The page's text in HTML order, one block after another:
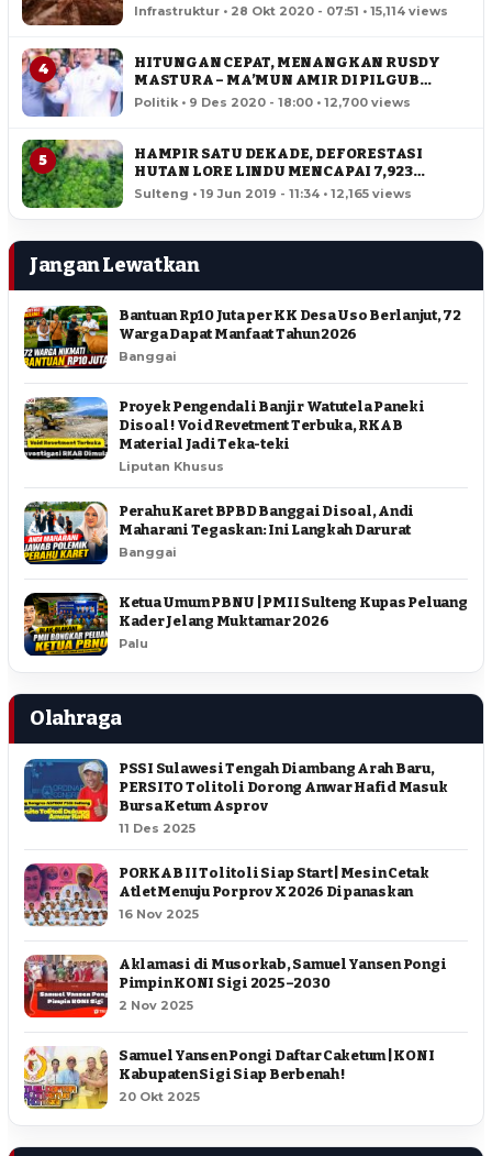
Infrastruktur • 28 Okt 2020 - 07:51 • 15,114 views
4
HITUNGAN CEPAT, MENANGKAN RUSDY
MASTURA – MA’MUN AMIR DI PILGUB
SULTENG
Politik • 9 Des 2020 - 18:00 • 12,700 views
5
HAMPIR SATU DEKADE, DEFORESTASI
HUTAN LORE LINDU MENCAPAI 7,923
HEKTAR
Sulteng • 19 Jun 2019 - 11:34 • 12,165 views
Jangan Lewatkan
Bantuan Rp10 Juta per KK Desa Uso Berlanjut, 72
Warga Dapat Manfaat Tahun 2026
Banggai
Proyek Pengendali Banjir Watutela Paneki
Disoal ! Void Revetment Terbuka, RKAB
Material Jadi Teka-teki
Liputan Khusus
Perahu Karet BPBD Banggai Disoal, Andi
Maharani Tegaskan: Ini Langkah Darurat
Banggai
Ketua Umum PBNU | PMII Sulteng Kupas Peluang
Kader Jelang Muktamar 2026
Palu
Olahraga
PSSI Sulawesi Tengah Diambang Arah Baru,
PERSITO Tolitoli Dorong Anwar Hafid Masuk
Bursa Ketum Asprov
11 Des 2025
PORKAB II Tolitoli Siap Start | Mesin Cetak
Atlet Menuju Porprov X 2026 Dipanaskan
16 Nov 2025
Aklamasi di Musorkab, Samuel Yansen Pongi
Pimpin KONI Sigi 2025–2030
2 Nov 2025
Samuel Yansen Pongi Daftar Caketum | KONI
Kabupaten Sigi Siap Berbenah !
20 Okt 2025